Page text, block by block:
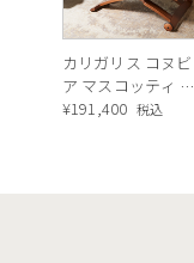
カリガリス コヌビ
ア マスコッティ 伸
長・昇降式テーブ
¥191,400 税込